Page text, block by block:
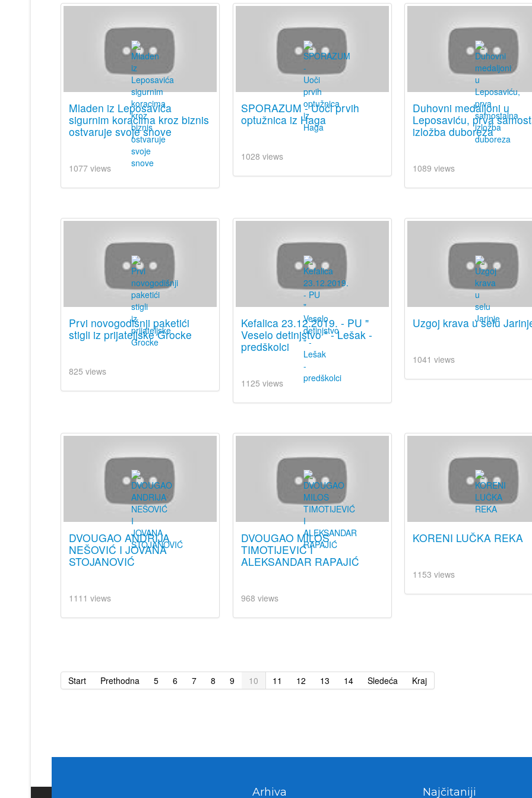
Mladen iz Leposavića
sigurnim koracima kroz biznis
ostvaruje svoje snove
1077 views
SPORAZUM - Uoči prvih
optužnica iz Haga
1028 views
Duhovni medaljoni u
Leposaviću, prva
izložba duboreza
1089 views
Prvi novogodišnji paketići
stigli iz prijateljske Grocke
825 views
Kefalica 23.12.2019. - PU "
Veselo detinjstvo " - Lešak -
predškolci
1125 views
Uzgoj krava u selu
1041 views
DVOUGAO ANDRIJA
NEŠOVIĆ I JOVANA
STOJANOVIĆ
1111 views
DVOUGAO MILOS
TIMOTIJEVIĆ I
ALEKSANDAR RAPAJIĆ
968 views
KORENI LUČKA REKA
1153 views
Start Prethodna 5 6 7 8 9 10 11 12 13 14 Sledeća Kraj
Arhiva Najčitaniji